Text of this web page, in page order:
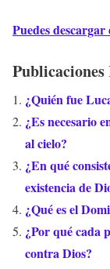
Puedes
Publicaciones
¿Quién fue
¿Es necesario
al cielo?
¿En qué
existencia de
¿Qué es el
¿Por qué cada
contra Dios?